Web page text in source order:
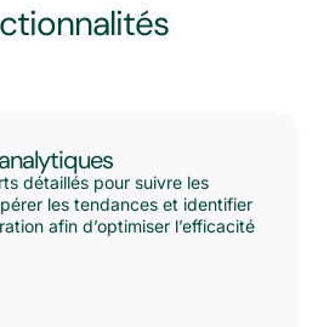
détaillés pour suivre les
les tendances et identifier
afin d’optimiser l’efficacité